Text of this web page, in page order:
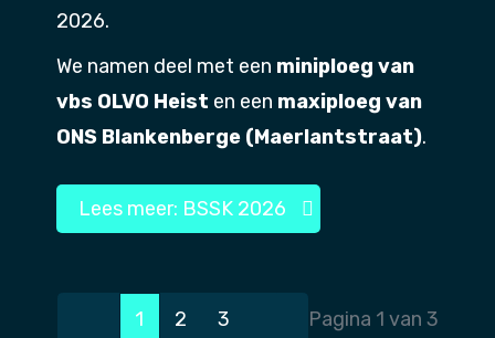
2026.
We namen deel met een miniploeg van
vbs OLVO Heist en een maxiploeg van
ONS Blankenberge (Maerlantstraat).
Lees meer: BSSK 2026
1 2 3 Pagina 1 van 3